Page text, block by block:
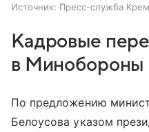
Источник: Пресс-служба
Кадровые
в
По предложению
Белоусова указом